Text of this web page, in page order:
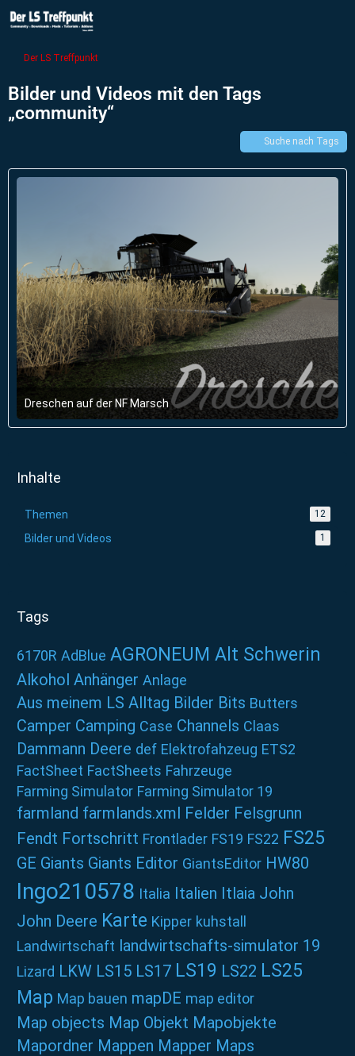
Der LS Treffpunkt
Bilder und Videos mit den Tags
„community“
Suche nach Tags
Dreschen auf der NF Marsch
29. März 2021 um 10:55
Inhalte
Themen 12
Bilder und Videos 1
Tags
6170R AdBlue AGRONEUM Alt Schwerin
Alkohol Anhänger Anlage
Aus meinem LS Alltag Bilder Bits Butters
Camper Camping Case Channels Claas
Dammann Deere def Elektrofahzeug ETS2
FactSheet FactSheets Fahrzeuge
Farming Simulator Farming Simulator 19
farmland farmlands.xml Felder Felsgrunn
Fendt Fortschritt Frontlader FS19 FS22 FS25
GE Giants Giants Editor GiantsEditor HW80
Ingo210578 Italia Italien Itlaia John
John Deere Karte Kipper kuhstall
Landwirtschaft landwirtschafts-simulator 19
Lizard LKW LS15 LS17 LS19 LS22 LS25
Map Map bauen mapDE map editor
Map objects Map Objekt Mapobjekte
Mapordner Mappen Mapper Maps